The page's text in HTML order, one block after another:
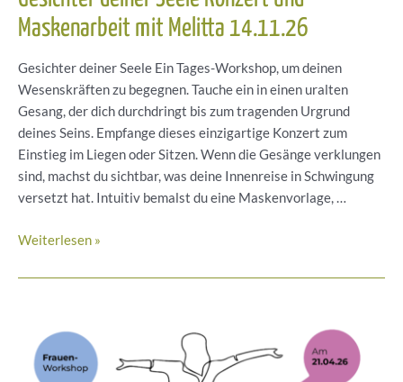
Maskenarbeit mit Melitta 14.11.26
Gesichter deiner Seele Ein Tages-Workshop, um deinen
Wesenskräften zu begegnen. Tauche ein in einen uralten
Gesang, der dich durchdringt bis zum tragenden Urgrund
deines Seins. Empfange dieses einzigartige Konzert zum
Einstieg im Liegen oder Sitzen. Wenn die Gesänge verklungen
sind, machst du sichtbar, was deine Innenreise in Schwingung
versetzt hat. Intuitiv bemalst du eine Maskenvorlage, …
Gesichter
Seele
Maskenarbeit
mit
Weiterlesen »